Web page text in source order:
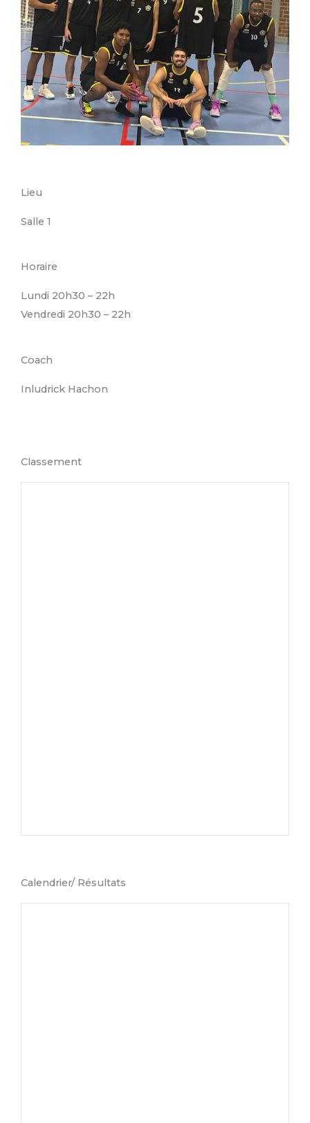
Lieu
Salle 1
Horaire
Lundi 20h30 – 22h
Vendredi 20h30 – 22h
Coach
Inludrick Hachon
Classement
Calendrier/ Résultats